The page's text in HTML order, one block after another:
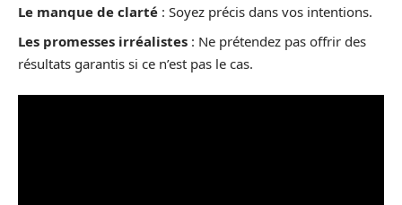
Le manque de clarté : Soyez précis dans vos intentions.
Les promesses irréalistes : Ne prétendez pas offrir des
résultats garantis si ce n’est pas le cas.